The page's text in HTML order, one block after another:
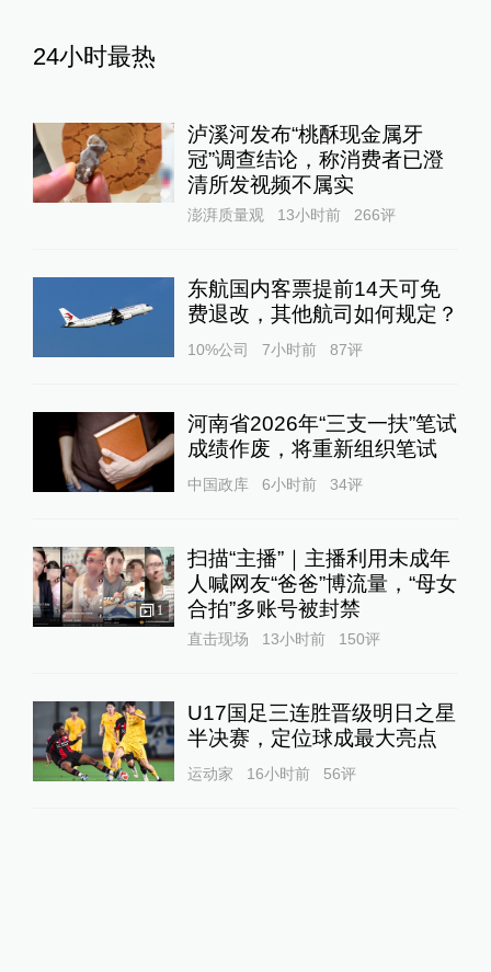
24小时最热
泸溪河发布“桃酥现金属牙
冠”调查结论，称消费者已澄
清所发视频不属实
澎湃质量观 13小时前 266评
东航国内客票提前14天可免
费退改，其他航司如何规定？
10%公司 7小时前 87评
河南省2026年“三支一扶”笔试
成绩作废，将重新组织笔试
中国政库 6小时前 34评
1
扫描“主播”｜主播利用未成年
人喊网友“爸爸”博流量，“母女
合拍”多账号被封禁
直击现场 13小时前 150评
U17国足三连胜晋级明日之星
半决赛，定位球成最大亮点
运动家 16小时前 56评